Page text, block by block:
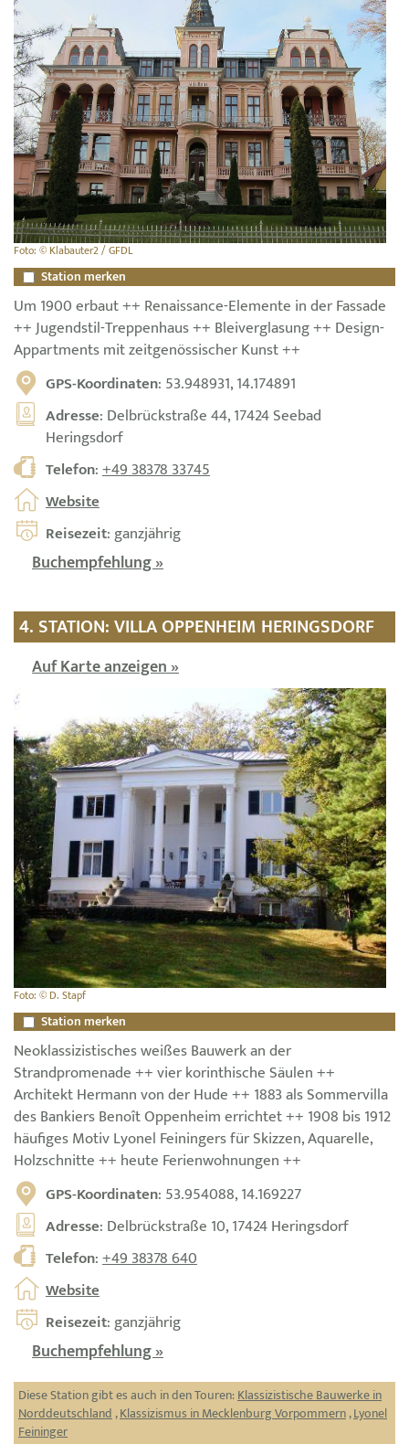
Foto: © Klabauter2 / GFDL
Station merken
Um 1900 erbaut ++ Renaissance-Elemente in der Fassade
++ Jugendstil-Treppenhaus ++ Bleiverglasung ++ Design-
Appartments mit zeitgenössischer Kunst ++
GPS-Koordinaten: 53.948931, 14.174891
Adresse: Delbrückstraße 44, 17424 Seebad
Heringsdorf
Telefon:+49 38378 33745
Website
Reisezeit: ganzjährig
Buchempfehlung »
4. STATION: VILLA OPPENHEIM HERINGSDORF
Auf Karte anzeigen »
Foto: © D. Stapf
Station merken
Neoklassizistisches weißes Bauwerk an der
Strandpromenade ++ vier korinthische Säulen ++
Architekt Hermann von der Hude ++ 1883 als Sommervilla
des Bankiers Benoît Oppenheim errichtet ++ 1908 bis 1912
häufiges Motiv Lyonel Feiningers für Skizzen, Aquarelle,
Holzschnitte ++ heute Ferienwohnungen ++
GPS-Koordinaten: 53.954088, 14.169227
Adresse: Delbrückstraße 10, 17424 Heringsdorf
Telefon:+49 38378 640
Website
Reisezeit: ganzjährig
Buchempfehlung »
Diese Station gibt es auch in den Touren:Klassizistische Bauwerke in
Norddeutschland,Klassizismus in Mecklenburg Vorpommern,Lyonel
Feininger